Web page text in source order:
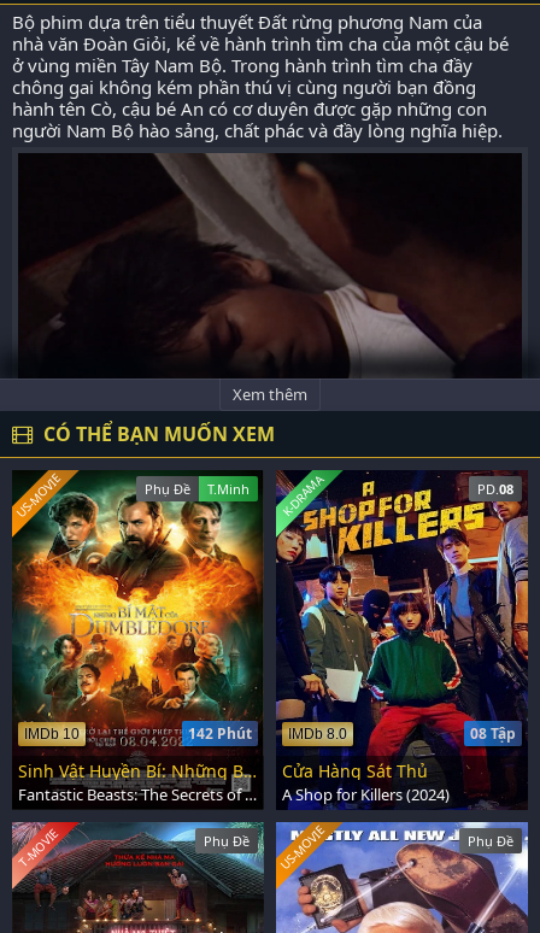
Bộ phim dựa trên tiểu thuyết Đất rừng phương Nam của
nhà văn Đoàn Giỏi, kể về hành trình tìm cha của một cậu bé
ở vùng miền Tây Nam Bộ. Trong hành trình tìm cha đầy
chông gai không kém phần thú vị cùng người bạn đồng
hành tên Cò, cậu bé An có cơ duyên được gặp những con
người Nam Bộ hào sảng, chất phác và đầy lòng nghĩa hiệp.
Xem thêm
CÓ THỂ BẠN MUỐN XEM
Phụ Đề T.Minh
142 Phút
IMDb 10
US-MOVIE
Sinh Vật Huyền Bí: Những Bí Mật Của Dumbledore
Fantastic Beasts: The Secrets of Dumbledore (2022)
PD. 08
08 Tập
IMDb 8.0
K-DRAMA
Cửa Hàng Sát Thủ
A Shop for Killers (2024)
Phụ Đề
T-MOVIE Phụ Đề
US-MOVIE